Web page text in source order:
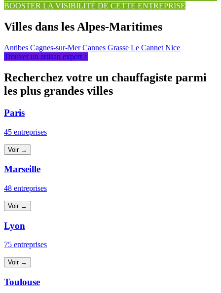
BOOSTER LA VISIBILITÉ DE CETTE ENTREPRISE
Villes dans les Alpes-Maritimes
Antibes Cagnes-sur-MerCannes Grasse Le Cannet Nice
Trouver un artisan expert ↑
Recherchez votre un chauffagiste parmi
les plus grandes villes
Paris
45 entreprises
Voir →
Marseille
48 entreprises
Voir →
Lyon
75 entreprises
Voir →
Toulouse